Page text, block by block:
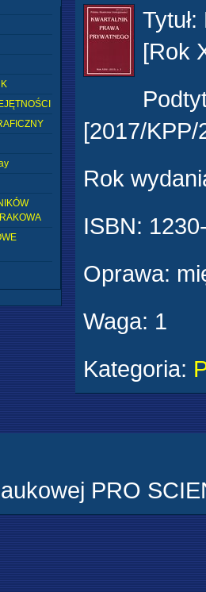
Tytuł:
[Rok
[2017/KPP/
Rok
ISBN:
Oprawa:
Waga: 1
Kategoria:
PRO